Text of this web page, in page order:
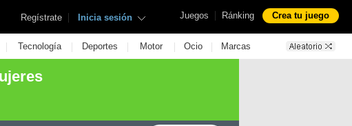
Juegos | Ránking Crea tu juego
Regístrate | Inicia sesión
| Tecnología | Deportes | Motor | Ocio | Marcas